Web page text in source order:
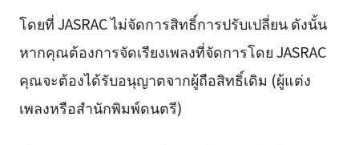
โดยที่ JASRAC ไม่จัดการสิทธิ์การปรับเปลี่ยน ดังนั้น
หากคุณต้องการจัดเรียงเพลงที่จัดการโดย JASRAC
คุณจะต้องได้รับอนุญาตจากผู้ถือสิทธิ์เดิม (ผู้แต่ง
เพลงหรือสำนักพิมพ์ดนตรี)